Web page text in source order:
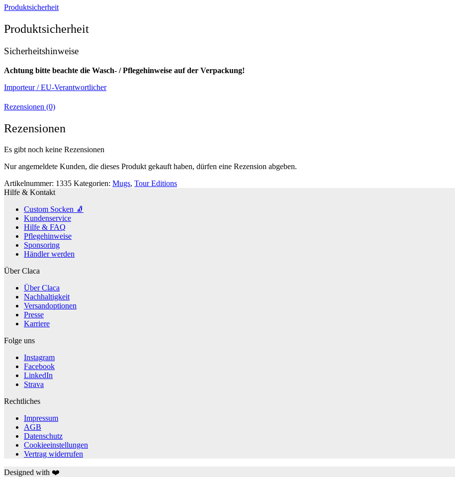
Produktsicherheit
Produktsicherheit
Sicherheitshinweise
Achtung bitte beachte die Wasch- / Pflegehinweise auf der Verpackung!
Importeur / EU-Verantwortlicher
Rezensionen (0)
Rezensionen
Es gibt noch keine Rezensionen
Nur angemeldete Kunden, die dieses Produkt gekauft haben, dürfen eine Rezension abgeben.
Artikelnummer: 1335 Kategorien: Mugs, Tour Editions
Hilfe & Kontakt
Custom Socken 🧦
Kundenservice
Hilfe & FAQ
Pflegehinweise
Sponsoring
Händler werden
Über Claca
Über Claca
Nachhaltigkeit
Versandoptionen
Presse
Karriere
Folge uns
Instagram
Facebook
LinkedIn
Strava
Rechtliches
Impressum
AGB
Datenschutz
Cookieeinstellungen
Vertrag widerrufen
Designed with ❤️